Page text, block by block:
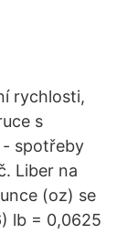
rychlosti,
s
- spotřeby
Liber na
(oz) se
lb = 0,0625